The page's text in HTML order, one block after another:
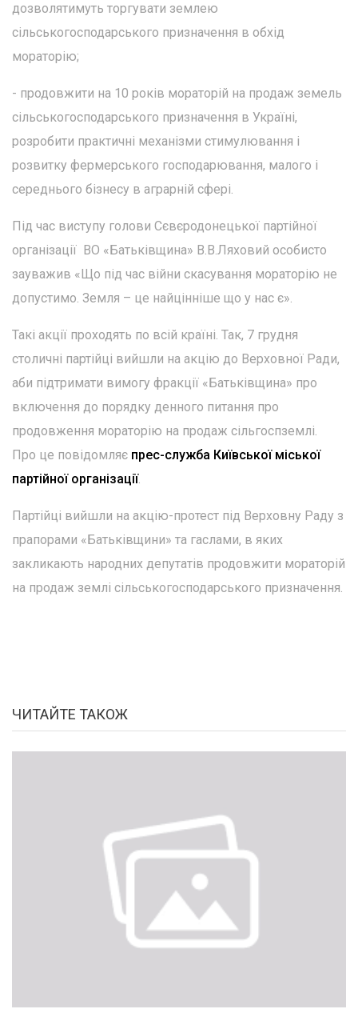
дозволятимуть торгувати землею
сільськогосподарського призначення в обхід
мораторію;
- продовжити на 10 років мораторій на продаж земель
сільськогосподарського призначення в Україні,
розробити практичні механізми стимулювання і
розвитку фермерського господарювання, малого і
середнього бізнесу в аграрній сфері.
Під час виступу голови Сєвєродонецької партійної
організації ВО «Батьківщина» В.В.Ляховий особисто
зауважив «Що під час війни скасування мораторію не
допустимо. Земля – це найцінніше що у нас є».
Такі акції проходять по всій країні. Так, 7 грудня
столичні партійці вийшли на акцію до Верховної Ради,
аби підтримати вимогу фракції «Батьківщина» про
включення до порядку денного питання про
продовження мораторію на продаж сільгоспземлі.
Про це повідомляє прес-служба Київської міської
партійної організації.
Партійці вийшли на акцію-протест під Верховну Раду з
прапорами «Батьківщини» та гаслами, в яких
закликають народних депутатів продовжити мораторій
на продаж землі сільськогосподарського призначення.
ЧИТАЙТЕ ТАКОЖ